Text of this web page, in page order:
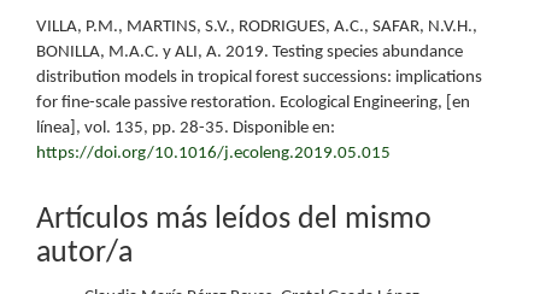
VILLA, P.M., MARTINS, S.V., RODRIGUES, A.C., SAFAR, N.V.H.,
BONILLA, M.A.C. y ALI, A. 2019. Testing species abundance
distribution models in tropical forest successions: implications
for fine-scale passive restoration. Ecological Engineering, [en
línea], vol. 135, pp. 28-35. Disponible en:
https://doi.org/10.1016/j.ecoleng.2019.05.015
Artículos más leídos del mismo
autor/a